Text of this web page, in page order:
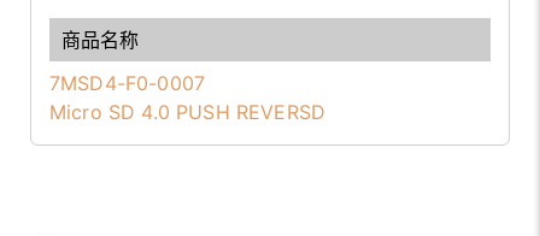
7MSD4-F0-0007
Micro SD 4.0 PUSH REVERSD